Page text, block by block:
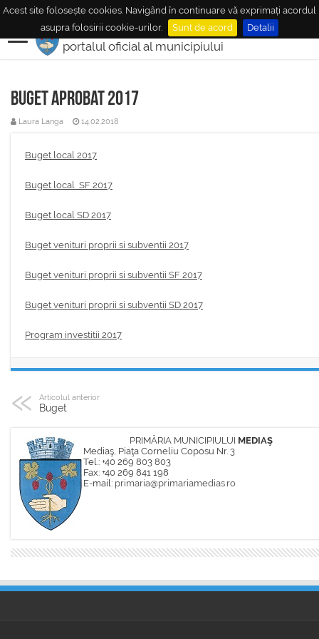
Acest site folosește cookies. Navigând în continuare vă exprimați acordul
asupra folosirii cookie-urilor.
Sunt de acord Detalii
MUNICIPIULMEDIAŞ
portalul oficial al municipiului
Buget aprobat 2017
Laura Langa 14.02.2018
Buget local 2017
Buget local SF 2017
Buget local SD 2017
Buget venituri proprii si subventii 2017
Buget venituri proprii si subventii SF 2017
Buget venituri proprii si subventii SD 2017
Program investitii 2017
Articolul anterior
Buget
PRIMĂRIA MUNICIPIULUI MEDIAŞ
Mediaş, Piaţa Corneliu Coposu Nr. 3
Tel.: +40 269 803 803
Fax: +40 269 841 198
E-mail: primaria@primariamedias.ro